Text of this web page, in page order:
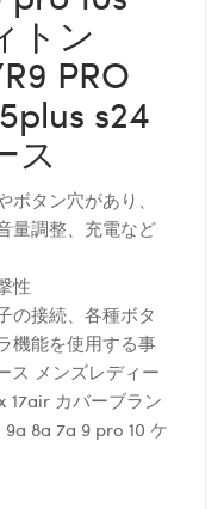
トン
PRO
s24
ス
タン穴があり、
量調整、充電など
性
の接続、各種ボタ
機能を使用する事
ス メンズレディー
17air カバーブラン
9a 8a 7a 9 pro 10 ケ